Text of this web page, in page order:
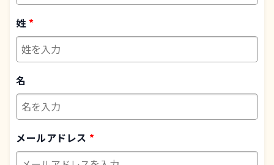
姓
名
メールアドレス